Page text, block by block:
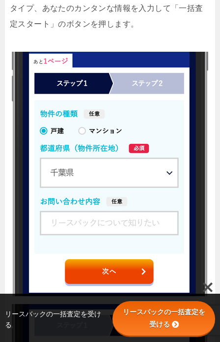
タイプ、あなたのカンタンな情報を入力して「一括査
定スタート」のボタンを押します。
リースバックの一括査定を受け
る
リースバックの一括査定を
受ける